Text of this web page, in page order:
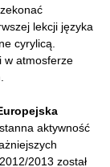
lekcji języka
cyrylicą.
w atmosferze
aktywność
2013 został